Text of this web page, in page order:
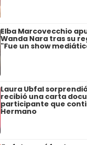
Elba Marcovecchio
Wanda Nara tras su
"Fue un show
Laura Ubfal
recibió una carta
participante que
Hermano